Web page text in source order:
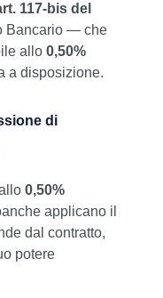
117-bis del
Bancario — che
allo 0,50%
a disposizione.
di
0,50%
applicano il
dal contratto,
potere